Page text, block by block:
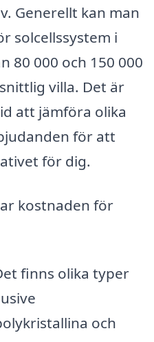
Generellt kan man
solcellssystem i
80 000 och 150 000
villa. Det är
att jämföra olika
för att
för dig.
kostnaden för
finns olika typer
och